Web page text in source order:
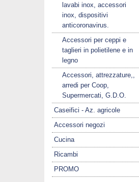
lavabi inox, accessori
inox, dispositivi
anticoronavirus.
Accessori per ceppi e
taglieri in polietilene e in
legno
Accessori, attrezzature,,
arredi per Coop,
Supermercati, G.D.O.
Caseifici - Az. agricole
Accessori negozi
Cucina
Ricambi
PROMO